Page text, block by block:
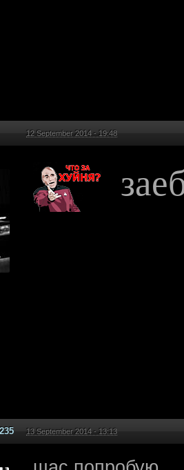
12 September 2014 - 19:48
13 September 2014 - 13:13